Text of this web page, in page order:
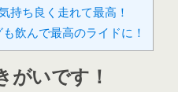
持ち良く走れて最高！
飲んで最高のライドに！
がいです！